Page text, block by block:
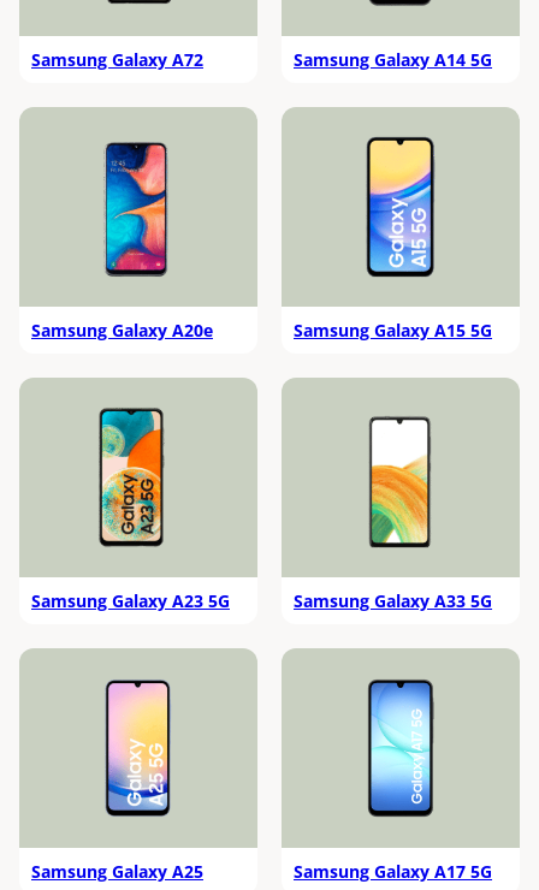
Samsung Galaxy A72 Samsung Galaxy A14 5G
Samsung Galaxy A20e Samsung Galaxy A15 5G
Samsung Galaxy A23 5G Samsung Galaxy A33 5G
Samsung Galaxy A25 Samsung Galaxy A17 5G